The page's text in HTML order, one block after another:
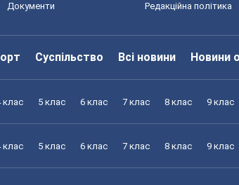
Документи Редакційна політика
Суспільство Всі новини Новини
клас 5 клас 6 клас 7 клас 8 клас 9 клас
клас 5 клас 6 клас 7 клас 8 клас 9 клас